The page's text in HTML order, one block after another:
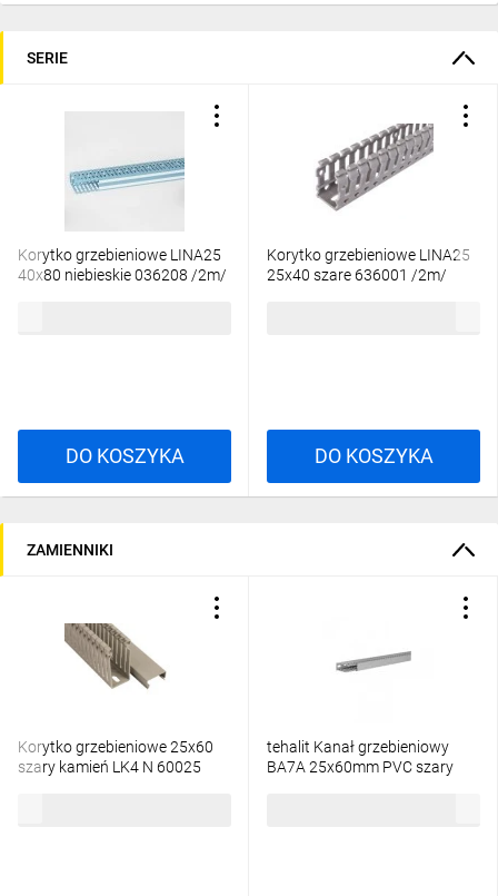
SERIE
Korytko grzebieniowe LINA25
40x80 niebieskie 036208 /2m/
DO KOSZYKA
Korytko grzebieniowe LINA25
25x40 szare 636001 /2m/
DO KOSZYKA
ZAMIENNIKI
Korytko grzebieniowe 25x60
szary kamień LK4 N 60025
tehalit Kanał grzebieniowy
BA7A 25x60mm PVC szary